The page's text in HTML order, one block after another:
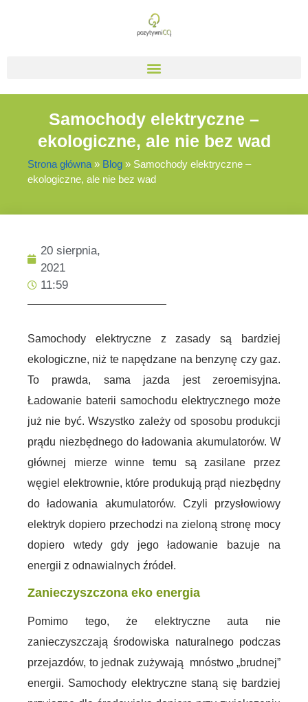
Samochody elektryczne –
ekologiczne, ale nie bez wad
Strona główna » Blog » Samochody elektryczne –
ekologiczne, ale nie bez wad
20 sierpnia,
2021
11:59
Samochody elektryczne z zasady są bardziej
ekologiczne, niż te napędzane na benzynę czy gaz.
To prawda, sama jazda jest zeroemisyjna.
Ładowanie baterii samochodu elektrycznego może
już nie być. Wszystko zależy od sposobu produkcji
prądu niezbędnego do ładowania akumulatorów. W
głównej mierze winne temu są zasilane przez
węgiel elektrownie, które produkują prąd niezbędny
do ładowania akumulatorów. Czyli przysłowiowy
elektryk dopiero przechodzi na zieloną stronę mocy
dopiero wtedy gdy jego ładowanie bazuje na
energii z odnawialnych źródeł.
Zanieczyszczona eko energia
Pomimo tego, że elektryczne auta nie
zanieczyszczają środowiska naturalnego podczas
przejazdów, to jednak zużywają mnóstwo „brudnej”
energii. Samochody elektryczne staną się bardziej